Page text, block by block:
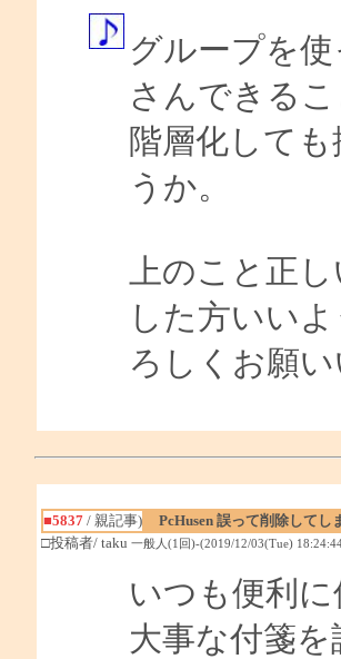
グループを
さんできる
階層化して
うか。
上のこと正
した方いい
ろしくお願
■5837/ 親記事)
PcHusen 誤って削除してし
□投稿者/ taku 一般人(1回)-(2019/12/03(Tue)
いつも便利
大事な付箋